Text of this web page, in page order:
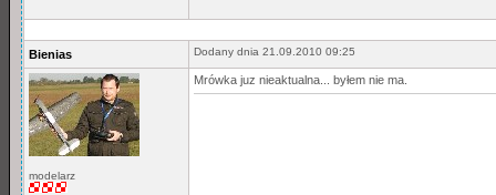
Bienias Dodany dnia 21.09.2010 09:25
modelarz
Mrówka juz nieaktualna... byłem nie ma.